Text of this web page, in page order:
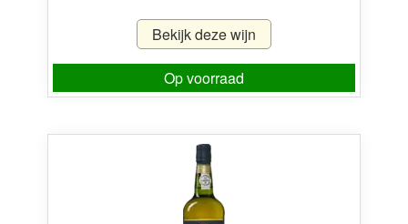
Bekijk deze wijn
Op voorraad